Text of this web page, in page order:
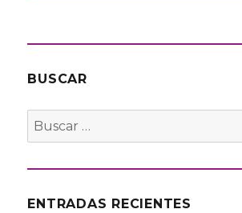
BUSCAR
Buscar
por:
ENTRADAS RECIENTES